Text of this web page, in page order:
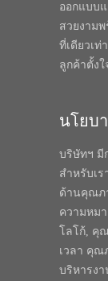
ออกแบบ
สวยงาม
ที่เดียวเ
ลูกค้าตั้งใ
นโยบ
บริษัทฯ มี
สำหรับเ
ด้านคุณภ
ความหม
โลโก้, คุ
เวลา คุณ
บริหารง